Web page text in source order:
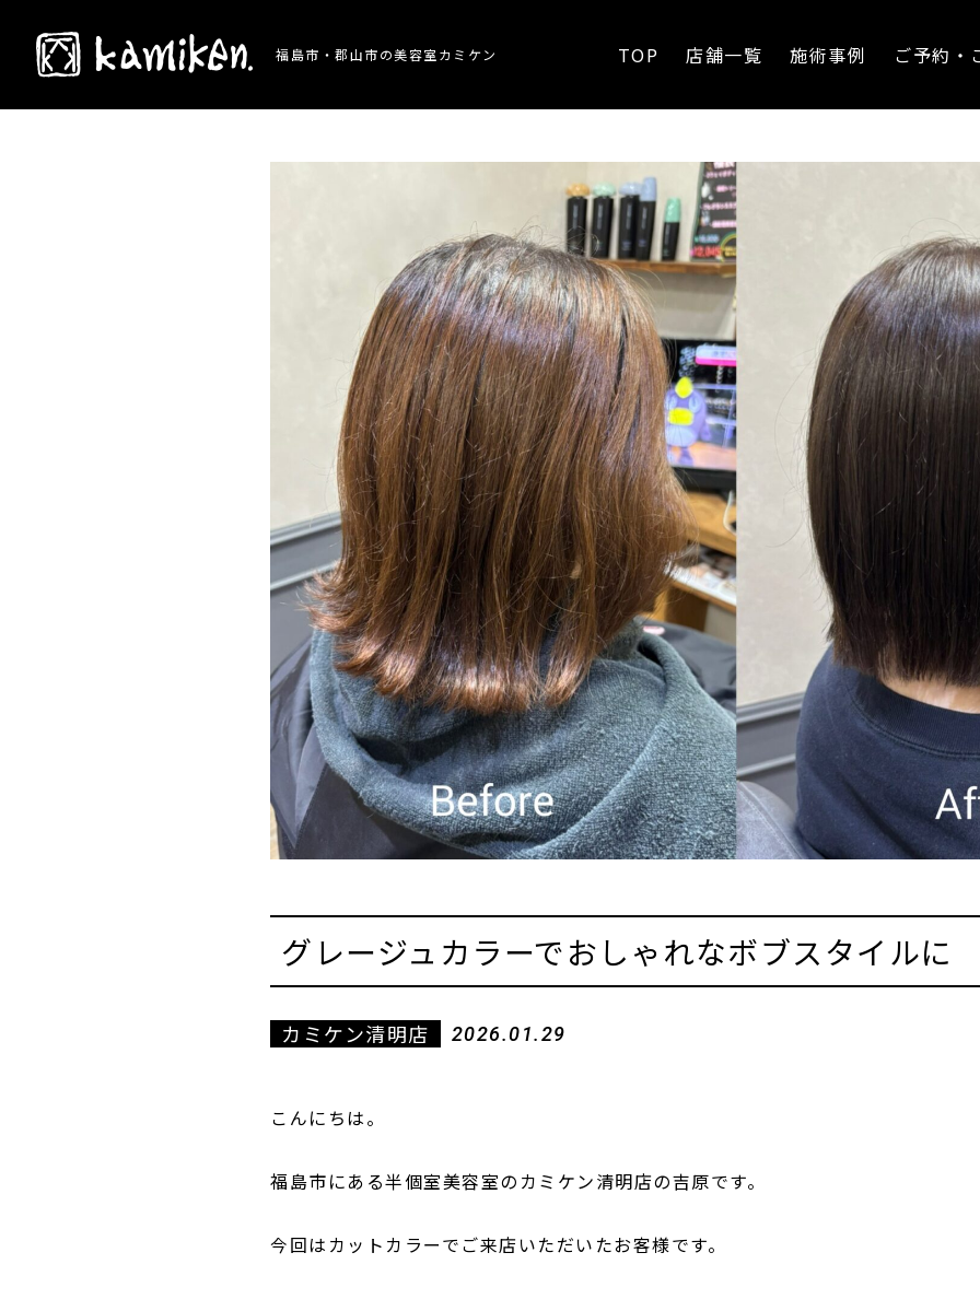
福島市・郡山市の美容室カミケン TOP 店舗一覧 施術事例 ご予約・
TOP > 施術事例 > グレージュカラーでおしゃれなボブスタイルに
グレージュカラーでおしゃれなボブスタイルに
カミケン清明店 2026.01.29
こんにちは。
福島市にある半個室美容室のカミケン清明店の吉原です。
今回はカットカラーでご来店いただいたお客様です。